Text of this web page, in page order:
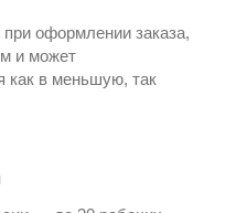
оформлении заказа,
и может
как в меньшую, так